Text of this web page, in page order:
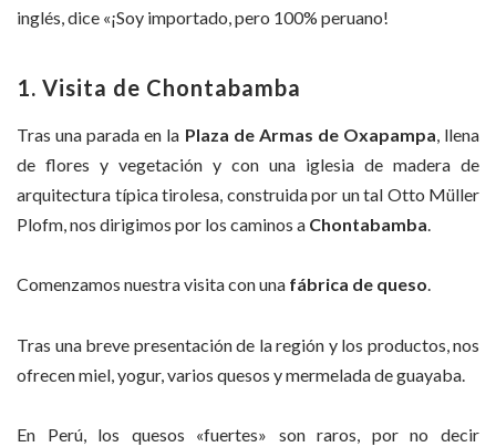
inglés, dice «¡Soy importado, pero 100% peruano!
1. Visita de Chontabamba
Tras una parada en la Plaza de Armas de Oxapampa, llena
de flores y vegetación y con una iglesia de madera de
arquitectura típica tirolesa, construida por un tal Otto Müller
Plofm, nos dirigimos por los caminos a Chontabamba.
Comenzamos nuestra visita con una fábrica de queso.
Tras una breve presentación de la región y los productos, nos
ofrecen miel, yogur, varios quesos y mermelada de guayaba.
En Perú, los quesos «fuertes» son raros, por no decir